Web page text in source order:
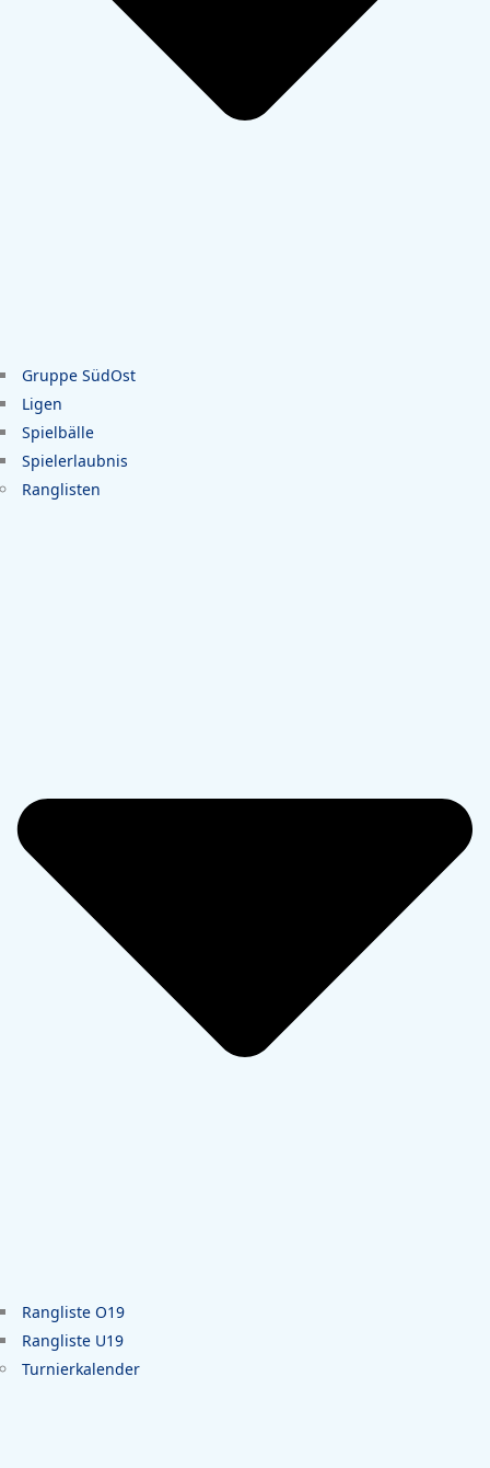
Gruppe SüdOst
Ligen
Spielbälle
Spielerlaubnis
Ranglisten
Rangliste O19
Rangliste U19
Turnierkalender